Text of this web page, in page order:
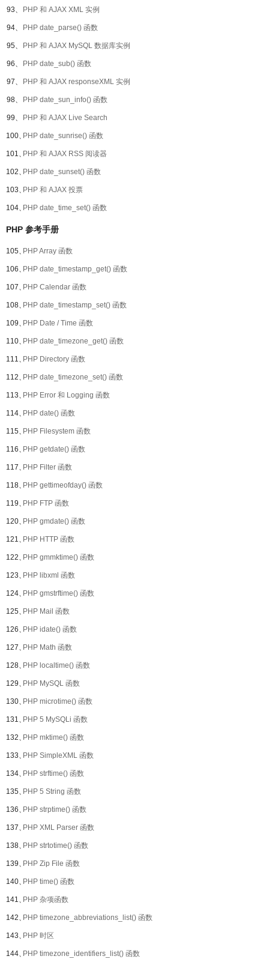
93、 PHP 和 AJAX XML 实例
94、 PHP date_parse() 函数
95、 PHP 和 AJAX MySQL 数据库实例
96、 PHP date_sub() 函数
97、 PHP 和 AJAX responseXML 实例
98、 PHP date_sun_info() 函数
99、 PHP 和 AJAX Live Search
100、PHP date_sunrise() 函数
101、PHP 和 AJAX RSS 阅读器
102、PHP date_sunset() 函数
103、PHP 和 AJAX 投票
104、PHP date_time_set() 函数
PHP 参考手册
105、PHP Array 函数
106、PHP date_timestamp_get() 函数
107、PHP Calendar 函数
108、PHP date_timestamp_set() 函数
109、PHP Date / Time 函数
110、PHP date_timezone_get() 函数
111、PHP Directory 函数
112、PHP date_timezone_set() 函数
113、PHP Error 和 Logging 函数
114、PHP date() 函数
115、PHP Filesystem 函数
116、PHP getdate() 函数
117、PHP Filter 函数
118、PHP gettimeofday() 函数
119、PHP FTP 函数
120、PHP gmdate() 函数
121、PHP HTTP 函数
122、PHP gmmktime() 函数
123、PHP libxml 函数
124、PHP gmstrftime() 函数
125、PHP Mail 函数
126、PHP idate() 函数
127、PHP Math 函数
128、PHP localtime() 函数
129、PHP MySQL 函数
130、PHP microtime() 函数
131、PHP 5 MySQLi 函数
132、PHP mktime() 函数
133、PHP SimpleXML 函数
134、PHP strftime() 函数
135、PHP 5 String 函数
136、PHP strptime() 函数
137、PHP XML Parser 函数
138、PHP strtotime() 函数
139、PHP Zip File 函数
140、PHP time() 函数
141、PHP 杂项函数
142、PHP timezone_abbreviations_list() 函数
143、PHP 时区
144、PHP timezone_identifiers_list() 函数